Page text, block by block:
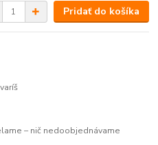
Pridať do košíka
– nič nedoobjednávame